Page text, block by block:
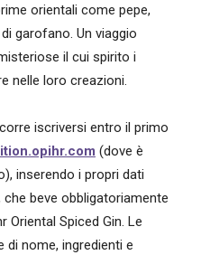
orientali come pepe,
garofano. Un viaggio
il cui spirito i
nelle loro creazioni.
iscriversi entro il primo
(dove è
inserendo i propri dati
beve obbligatoriamente
Oriental Spiced Gin. Le
nome, ingredienti e